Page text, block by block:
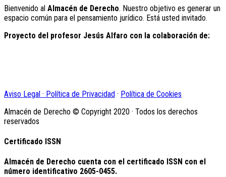
Bienvenido al Almacén de Derecho. Nuestro objetivo es generar un
espacio común para el pensamiento jurídico. Está usted invitado.
Proyecto del profesor Jesús Alfaro con la colaboración de:
Aviso Legal · Política de Privacidad · Política de Cookies
Almacén de Derecho © Copyright 2020 · Todos los derechos
reservados
Certificado ISSN
Almacén de Derecho cuenta con el certificado ISSN con el
número identificativo 2605-0455.